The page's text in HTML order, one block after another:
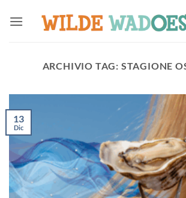
ARCHIVIO TAG: STAGIONE
13
Dic